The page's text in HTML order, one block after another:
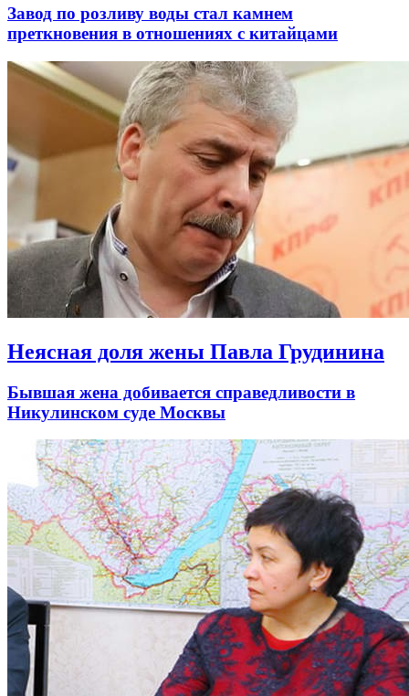
Завод по розливу воды стал камнем
преткновения в отношениях с китайцами
Неясная доля жены Павла Грудинина
Бывшая жена добивается справедливости в
Никулинском суде Москвы